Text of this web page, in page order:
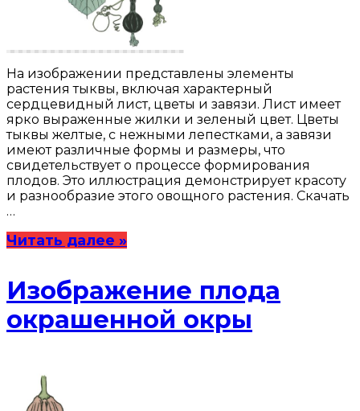
На изображении представлены элементы
растения тыквы, включая характерный
сердцевидный лист, цветы и завязи. Лист имеет
ярко выраженные жилки и зеленый цвет. Цветы
тыквы желтые, с нежными лепестками, а завязи
имеют различные формы и размеры, что
свидетельствует о процессе формирования
плодов. Это иллюстрация демонстрирует красоту
и разнообразие этого овощного растения. Скачать
…
Читать далее »
Изображение плода
окрашенной окры